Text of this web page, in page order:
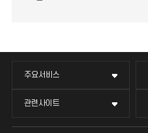
주요서비스
관련사이트